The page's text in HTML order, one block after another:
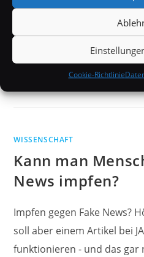
Cookie-Richtlinie
WISSENSCHAFT
Kann man
News impfen?
Impfen gegen Fake News?
soll aber einem Artikel bei
funktionieren - und das gar